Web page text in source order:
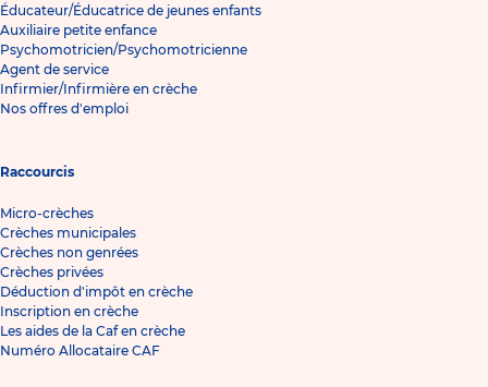
Éducateur/Éducatrice de jeunes enfants
Auxiliaire petite enfance
Psychomotricien/Psychomotricienne
Agent de service
Infirmier/Infirmière en crèche
Nos offres d'emploi
Raccourcis
Micro-crèches
Crèches municipales
Crèches non genrées
Crèches privées
Déduction d'impôt en crèche
Inscription en crèche
Les aides de la Caf en crèche
Numéro Allocataire CAF